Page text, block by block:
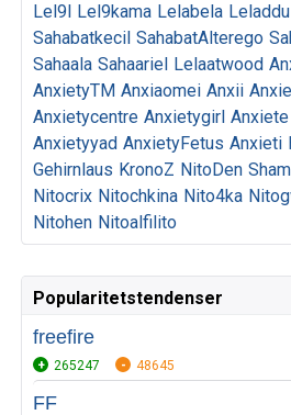
Lel9l Lel9kama Lelabela Leladdu
Sahabatkecil SahabatAlterego
Sahaala Sahaariel Lelaatwood
AnxietyTM Anxiaomei Anxii
Anxietycentre Anxietygirl Anxiete
Anxietyyad AnxietyFetus Anxieti
Gehirnlaus KronoZ NitoDen
Nitocrix Nitochkina Nito4ka
Nitohen Nitoalfilito
Popularitetstendenser
freefire
265247 48645
FF